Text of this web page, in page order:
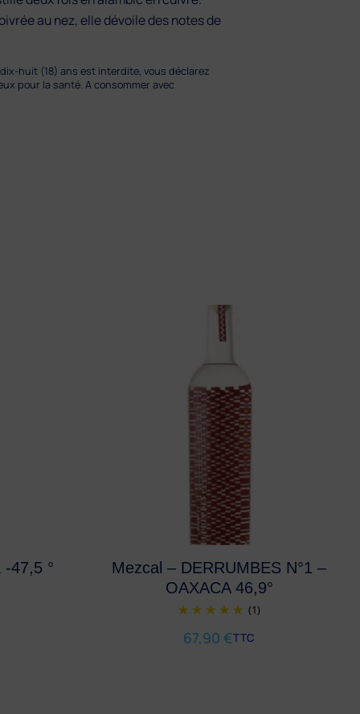
au nez, elle dévoile des notes de
huit (18) ans est interdite, vous déclarez
pour la santé. A consommer avec
47,5 °
Mezcal – DERRUMBES N°1 –
OAXACA 46,9°
(1)
67,90€TTC